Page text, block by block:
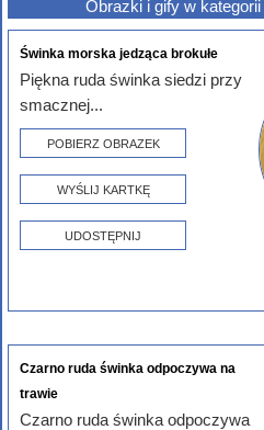
Obrazki i gify w kategorii
Świnka morska jedząca brokułe
Piękna ruda świnka siedzi przy
smacznej...
POBIERZ OBRAZEK
WYŚLIJ KARTKĘ
UDOSTĘPNIJ
Czarno ruda świnka odpoczywa na
trawie
Czarno ruda świnka odpoczywa